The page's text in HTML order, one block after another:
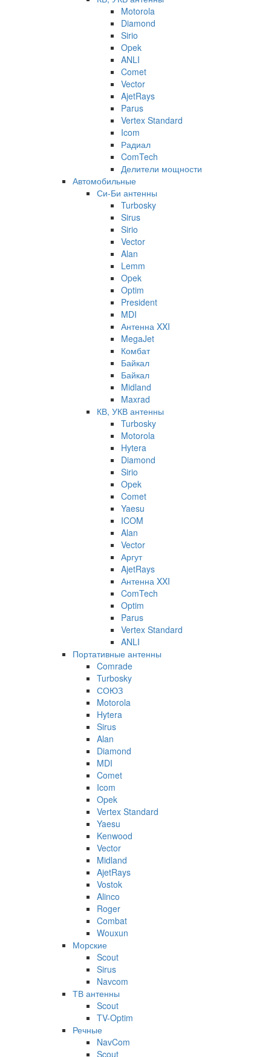
Motorola
Diamond
Sirio
Opek
ANLI
Comet
Vector
AjetRays
Parus
Vertex Standard
Icom
Радиал
ComTech
Делители мощности
Автомобильные
Си-Би антенны
Turbosky
Sirus
Sirio
Vector
Alan
Lemm
Opek
Optim
President
MDI
Антенна XXI
MegaJet
Комбат
Байкал
Байкал
Midland
Maxrad
КВ, УКВ антенны
Turbosky
Motorola
Hytera
Diamond
Sirio
Opek
Comet
Yaesu
ICOM
Alan
Vector
Аргут
AjetRays
Антенна XXI
ComTech
Optim
Parus
Vertex Standard
ANLI
Портативные антенны
Comrade
Turbosky
СОЮЗ
Motorola
Hytera
Sirus
Alan
Diamond
MDI
Comet
Icom
Opek
Vertex Standard
Yaesu
Kenwood
Vector
Midland
AjetRays
Vostok
Alinco
Roger
Combat
Wouxun
Морские
Scout
Sirus
Navcom
ТВ антенны
Scout
TV-Optim
Речные
NavCom
Scout